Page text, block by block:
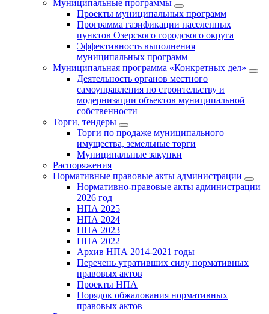
Муниципальные программы
Проекты муниципальных программ
Программа газификации населенных
пунктов Озерского городского округа
Эффективность выполнения
муниципальных программ
Муниципальная программа «Конкретных дел»
Деятельность органов местного
самоуправления по строительству и
модернизации объектов муниципальной
собственности
Торги, тендеры
Торги по продаже муниципального
имущества, земельные торги
Муниципальные закупки
Распоряжения
Нормативные правовые акты администрации
Нормативно-правовые акты администрации
2026 год
НПА 2025
НПА 2024
НПА 2023
НПА 2022
Архив НПА 2014-2021 годы
Перечень утративших силу нормативных
правовых актов
Проекты НПА
Порядок обжалования нормативных
правовых актов